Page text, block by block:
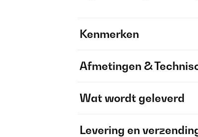
Kenmerken
Afmetingen &
Wat wordt geleverd
Levering en